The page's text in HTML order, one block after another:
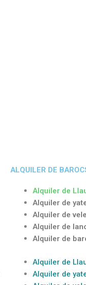
ALQUILER DE
Alquiler de
Alquiler de
Alquiler de
Alquiler de
Alquiler de
Alquiler de
Alquiler de